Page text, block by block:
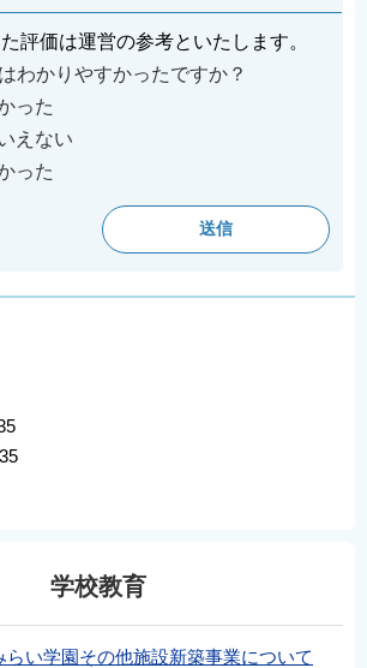
評価は運営の参考といたします。
わかりやすかったですか？
った
えない
った
学校教育
らい学園その他施設新築事業について